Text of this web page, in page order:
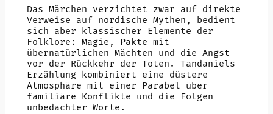
Das Märchen verzichtet zwar auf direkte
Verweise auf nordische Mythen, bedient
sich aber klassischer Elemente der
Folklore: Magie, Pakte mit
übernatürlichen Mächten und die Angst
vor der Rückkehr der Toten. Tandaniels
Erzählung kombiniert eine düstere
Atmosphäre mit einer Parabel über
familiäre Konflikte und die Folgen
unbedachter Worte.